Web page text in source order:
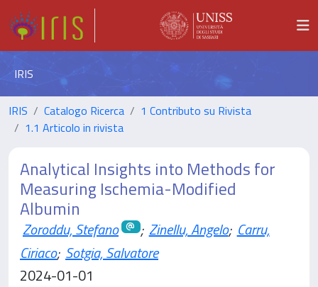
IRIS
IRIS Catalogo Ricerca
1 Contributo su Rivista
1.1 Articolo in rivista
Analytical Insights into Methods for
Measuring Ischemia-Modified
Albumin
Zoroddu, Stefano ; Zinellu, Angelo; Carru,
Ciriaco; Sotgia, Salvatore
2024-01-01